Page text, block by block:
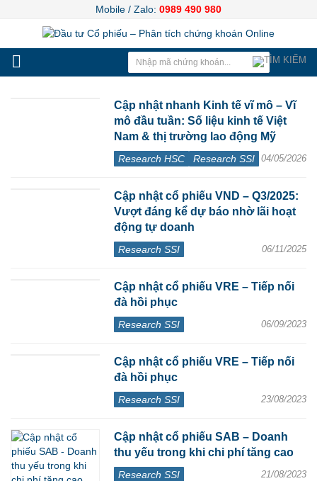
Mobile / Zalo: 0989 490 980
Cập nhật nhanh Kinh tế vĩ mô – Vĩ
mô đầu tuần: Số liệu kinh tế Việt
Nam & thị trường lao động Mỹ
Research HSC Research SSI 04/05/2026
Cập nhật cổ phiếu VND – Q3/2025:
Vượt đáng kể dự báo nhờ lãi hoạt
động tự doanh
Research SSI 06/11/2025
Cập nhật cổ phiếu VRE – Tiếp nối
đà hồi phục
Research SSI 06/09/2023
Cập nhật cổ phiếu VRE – Tiếp nối
đà hồi phục
Research SSI 23/08/2023
Cập nhật cổ phiếu SAB – Doanh
thu yếu trong khi chi phí tăng cao
Research SSI 21/08/2023